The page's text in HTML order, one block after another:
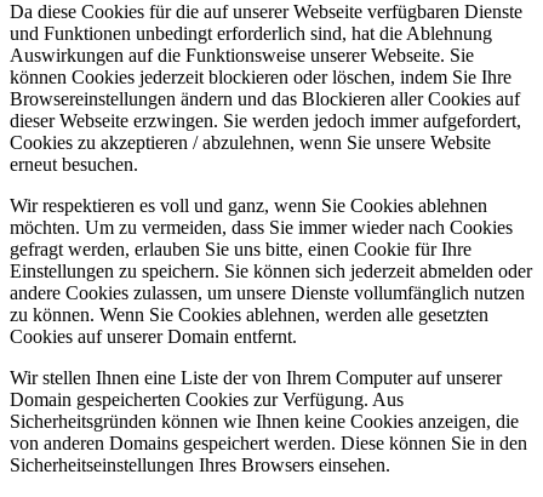
Da diese Cookies für die auf unserer Webseite verfügbaren Dienste
und Funktionen unbedingt erforderlich sind, hat die Ablehnung
Auswirkungen auf die Funktionsweise unserer Webseite. Sie
können Cookies jederzeit blockieren oder löschen, indem Sie Ihre
Browsereinstellungen ändern und das Blockieren aller Cookies auf
dieser Webseite erzwingen. Sie werden jedoch immer aufgefordert,
Cookies zu akzeptieren / abzulehnen, wenn Sie unsere Website
erneut besuchen.
Wir respektieren es voll und ganz, wenn Sie Cookies ablehnen
möchten. Um zu vermeiden, dass Sie immer wieder nach Cookies
gefragt werden, erlauben Sie uns bitte, einen Cookie für Ihre
Einstellungen zu speichern. Sie können sich jederzeit abmelden oder
andere Cookies zulassen, um unsere Dienste vollumfänglich nutzen
zu können. Wenn Sie Cookies ablehnen, werden alle gesetzten
Cookies auf unserer Domain entfernt.
Wir stellen Ihnen eine Liste der von Ihrem Computer auf unserer
Domain gespeicherten Cookies zur Verfügung. Aus
Sicherheitsgründen können wie Ihnen keine Cookies anzeigen, die
von anderen Domains gespeichert werden. Diese können Sie in den
Sicherheitseinstellungen Ihres Browsers einsehen.